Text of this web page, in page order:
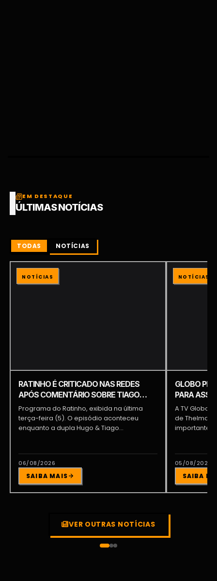
EM DESTAQUE
ÚLTIMAS NOTÍCIAS
TODAS NOTÍCIAS
NOTÍCIAS
RATINHO É CRITICADO NAS REDES
APÓS COMENTÁRIO SOBRE TIAGO
PIQUILO DURANTE PROGRAMA
Programa do Ratinho, exibida na última
terça-feira (5). O episódio aconteceu
enquanto a dupla Hugo & Tiago
06/08/2026
SAIBA MAIS
NOTÍCIAS
GLOBO
PARA
BRAGA E
A TV Globo
de Thelma
importante
05/08/2026
SAIBA
VER OUTRAS NOTÍCIAS